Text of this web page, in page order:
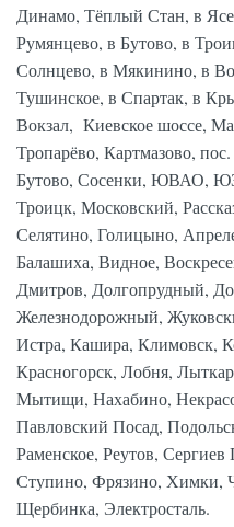
Динамо, Тёплый Стан, в
Румянцево, в Бутово, в
Солнцево, в Мякинино, в
Тушинское, в Спартак, в
Вокзал, Киевское шоссе,
Тропарёво, Картмазово,
Бутово, Сосенки, ЮВАО,
Троицк, Московский,
Селятино, Голицыно,
Балашиха, Видное,
Дмитров, Долгопрудный,
Железнодорожный,
Истра, Кашира, Климовск,
Красногорск, Лобня,
Мытищи, Нахабино,
Павловский Посад,
Раменское, Реутов,
Ступино, Фрязино, Химки,
Щербинка, Электросталь.